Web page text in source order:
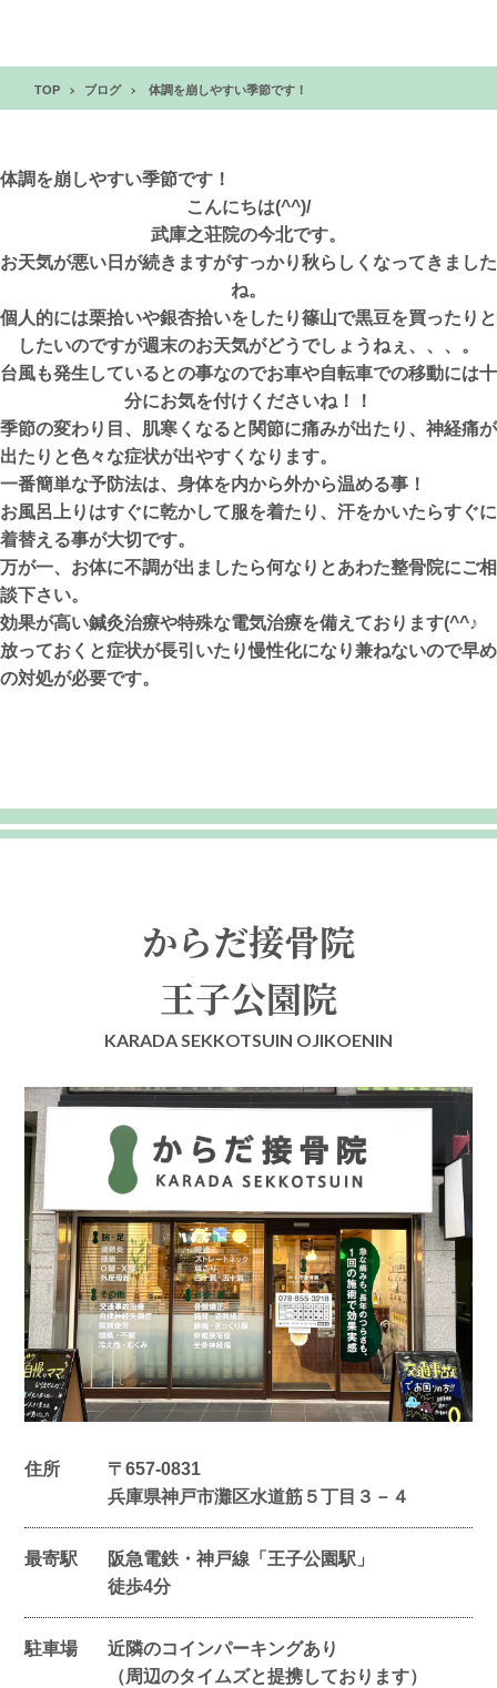
TOP ブログ 体調を崩しやすい季節です！
体調を崩しやすい季節です！
こんにちは(^^)/
武庫之荘院の今北です。
お天気が悪い日が続きますがすっかり秋らしくなってきました
ね。
個人的には栗拾いや銀杏拾いをしたり篠山で黒豆を買ったりと
したいのですが週末のお天気がどうでしょうねぇ、、、。
台風も発生しているとの事なのでお車や自転車での移動には十
分にお気を付けくださいね！！
季節の変わり目、肌寒くなると関節に痛みが出たり、神経痛が
出たりと色々な症状が出やすくなります。
一番簡単な予防法は、身体を内から外から温める事！
お風呂上りはすぐに乾かして服を着たり、汗をかいたらすぐに
着替える事が大切です。
万が一、お体に不調が出ましたら何なりとあわた整骨院にご相
談下さい。
効果が高い鍼灸治療や特殊な電気治療を備えております(^^♪
放っておくと症状が長引いたり慢性化になり兼ねないので早め
の対処が必要です。
からだ接骨院
王子公園院
KARADA SEKKOTSUIN OJIKOENIN
住所
〒657-0831
兵庫県神戸市灘区水道筋５丁目３－４
最寄駅
阪急電鉄・神戸線「王子公園駅」
徒歩4分
駐車場
近隣のコインパーキングあり
（周辺のタイムズと提携しております）